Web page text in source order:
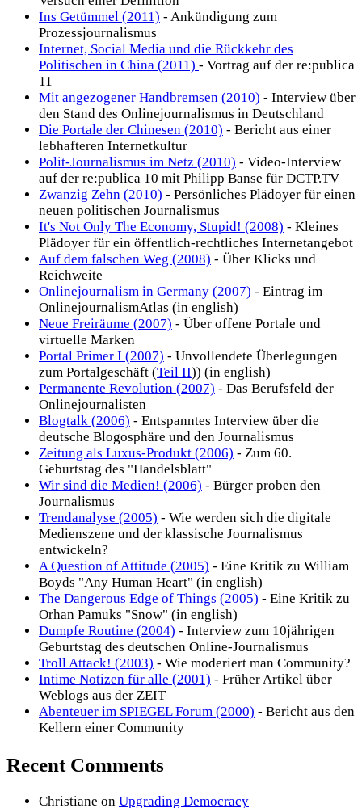
Ins Getümmel (2011) - Ankündigung zum
Prozessjournalismus
Internet, Social Media und die Rückkehr des
Politischen in China (2011) - Vortrag auf der re:publica
11
Mit angezogener Handbremsen (2010) - Interview über
den Stand des Onlinejournalismus in Deutschland
Die Portale der Chinesen (2010) - Bericht aus einer
lebhafteren Internetkultur
Polit-Journalismus im Netz (2010) - Video-Interview
auf der re:publica 10 mit Philipp Banse für DCTP.TV
Zwanzig Zehn (2010) - Persönliches Plädoyer für einen
neuen politischen Journalismus
It's Not Only The Economy, Stupid! (2008) - Kleines
Plädoyer für ein öffentlich-rechtliches Internetangebot
Auf dem falschen Weg (2008) - Über Klicks und
Reichweite
Onlinejournalism in Germany (2007) - Eintrag im
OnlinejournalismAtlas (in english)
Neue Freiräume (2007) - Über offene Portale und
virtuelle Marken
Portal Primer I (2007) - Unvollendete Überlegungen
zum Portalgeschäft (Teil II)) (in english)
Permanente Revolution (2007) - Das Berufsfeld der
Onlinejournalisten
Blogtalk (2006) - Entspanntes Interview über die
deutsche Blogosphäre und den Journalismus
Zeitung als Luxus-Produkt (2006) - Zum 60.
Geburtstag des "Handelsblatt"
Wir sind die Medien! (2006) - Bürger proben den
Journalismus
Trendanalyse (2005) - Wie werden sich die digitale
Medienszene und der klassische Journalismus
entwickeln?
A Question of Attitude (2005) - Eine Kritik zu William
Boyds "Any Human Heart" (in english)
The Dangerous Edge of Things (2005) - Eine Kritik zu
Orhan Pamuks "Snow" (in english)
Dumpfe Routine (2004) - Interview zum 10jährigen
Geburtstag des deutschen Online-Journalismus
Troll Attack! (2003) - Wie moderiert man Community?
Intime Notizen für alle (2001) - Früher Artikel über
Weblogs aus der ZEIT
Abenteuer im SPIEGEL Forum (2000) - Bericht aus den
Kellern einer Community
Recent Comments
Christiane on Upgrading Democracy